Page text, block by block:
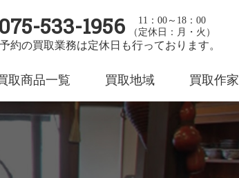
075-533-1956
11：00～18：00
（定休日：月・火）
約の買取業務は定休日も行っております。
取商品一覧 買取地域 買取作家